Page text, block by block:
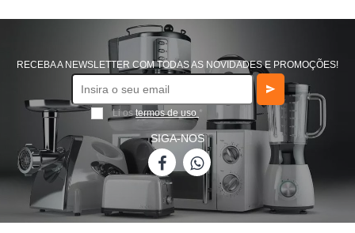
RECEBA A NEWSLETTER COM TODAS AS NOVIDADES E PROMOÇÕES!
Li ostermos de uso *
SIGA-NOS